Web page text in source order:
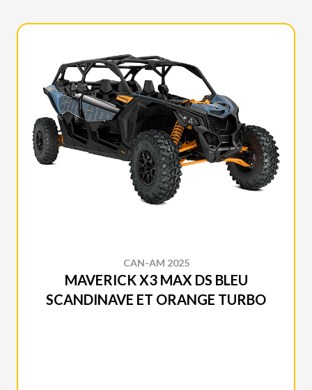
CAN-AM 2025
MAVERICK X3 MAX DS BLEU
SCANDINAVE ET ORANGE TURBO